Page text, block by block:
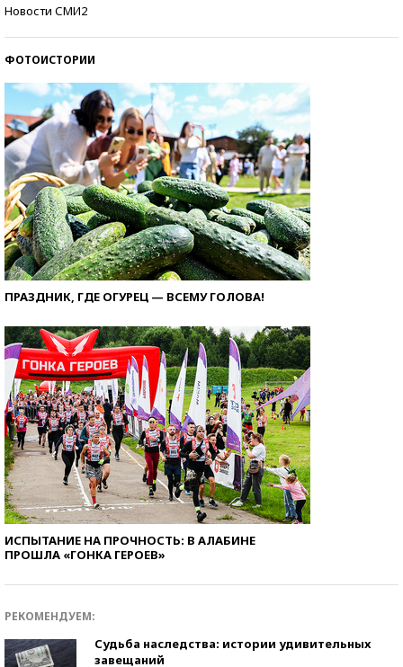
Новости СМИ2
ФОТОИСТОРИИ
ПРАЗДНИК, ГДЕ ОГУРЕЦ — ВСЕМУ ГОЛОВА!
ИСПЫТАНИЕ НА ПРОЧНОСТЬ: В АЛАБИНЕ
ПРОШЛА «ГОНКА ГЕРОЕВ»
РЕКОМЕНДУЕМ:
Судьба наследства: истории удивительных
завещаний